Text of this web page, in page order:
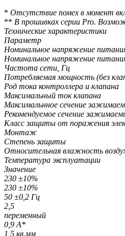
* Отсутствие помех в момент
** В прошивках серии Pro.
Технические характеристики
Параметр
Номинальное напряжение
Номинальное напряжение
Частота сети, Гц
Потребляемая мощность (без
Род тока контроллера и клапана
Максимальный ток клапана
Максимальнное сечение
Рекомендуемое сечение
Класс защиты от поражения
Монтаж
Степень защиты
Относительная влажность
Температура эксплуатации
Значение
230 ±10%
230 ±10%
50 ±0,2 Гц
2,5
переменный
0,9 А*
1,5 кв.мм